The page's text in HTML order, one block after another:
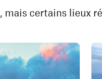
mais certains lieux